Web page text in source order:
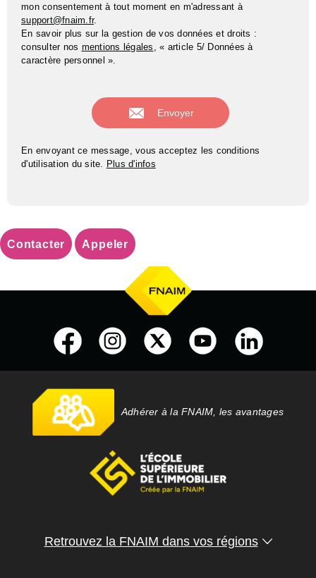
mon consentement à tout moment en m'adressant à
support@fnaim.fr.
En savoir plus sur la gestion de vos données et droits :
consulter nos mentions légales , « article 5/ Données à
caractère personnel ».
En envoyant ce message, vous acceptez les conditions
d'utilisation du site. Plus d'infos
Contacter Appeler
Adhérer à la FNAIM, les avantages
Retrouvez la FNAIM dans vos régions